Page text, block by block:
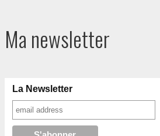
Ma newsletter
La Newsletter